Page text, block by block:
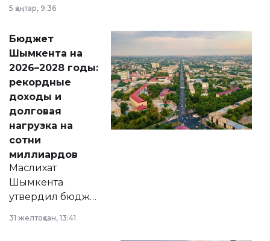
принести
народу
Венесуэлы.
5 қаңтар, 9:36
Бюджет
Шымкента на
2026–2028 годы:
рекордные
доходы и
долговая
нагрузка на
сотни
миллиардов
Маслихат
Шымкента
утвердил бюджет
2028 годы.
31 желтоқсан, 13:41